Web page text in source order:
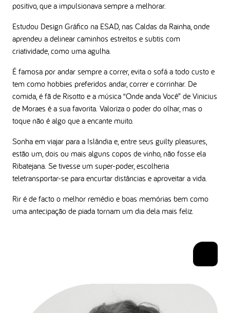
positivo, que a impulsionava sempre a melhorar.
Estudou Design Gráfico na ESAD, nas Caldas da Rainha, onde
aprendeu a delinear caminhos estreitos e subtis com
criatividade, como uma agulha.
É famosa por andar sempre a correr, evita o sofá a todo custo e
tem como hobbies preferidos andar, correr e corrinhar. De
comida, é fã de Risotto e a música “Onde anda Você” de Vinicius
de Moraes é a sua favorita. Valoriza o poder do olhar, mas o
toque não é algo que a encante muito.
Sonha em viajar para a Islândia e, entre seus guilty pleasures,
estão um, dois ou mais alguns copos de vinho, não fosse ela
Ribatejana. Se tivesse um super-poder, escolheria
teletransportar-se para encurtar distâncias e aproveitar a vida.
Rir é de facto o melhor remédio e boas memórias bem como
uma antecipação de piada tornam um dia dela mais feliz.